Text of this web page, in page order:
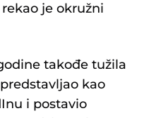
je okružni
takođe tužila
kao
i postavio